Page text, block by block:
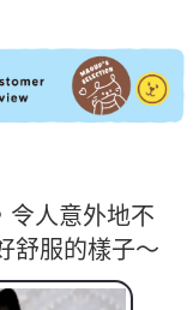
令人意外地不
舒服的樣子～